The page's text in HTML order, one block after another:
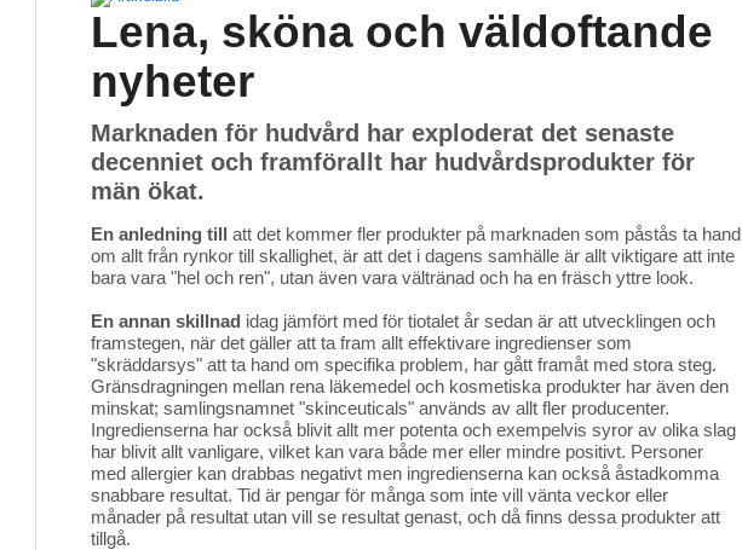
Lena, sköna och väldoftande
nyheter
Marknaden för hudvård har exploderat det senaste
decenniet och framförallt har hudvårdsprodukter för
män ökat.
En anledning till att det kommer fler produkter på marknaden som påstås ta hand
om allt från rynkor till skallighet, är att det i dagens samhälle är allt viktigare att inte
bara vara "hel och ren", utan även vara vältränad och ha en fräsch yttre look.
En annan skillnad idag jämfört med för tiotalet år sedan är att utvecklingen och
framstegen, när det gäller att ta fram allt effektivare ingredienser som
"skräddarsys" att ta hand om specifika problem, har gått framåt med stora steg.
Gränsdragningen mellan rena läkemedel och kosmetiska produkter har även den
minskat; samlingsnamnet "skinceuticals" används av allt fler producenter.
Ingredienserna har också blivit allt mer potenta och exempelvis syror av olika slag
har blivit allt vanligare, vilket kan vara både mer eller mindre positivt. Personer
med allergier kan drabbas negativt men ingredienserna kan också åstadkomma
snabbare resultat. Tid är pengar för många som inte vill vänta veckor eller
månader på resultat utan vill se resultat genast, och då finns dessa produkter att
tillgå.